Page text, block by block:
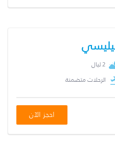
2 ليال
الرحلات متضمنة
احجز الآن